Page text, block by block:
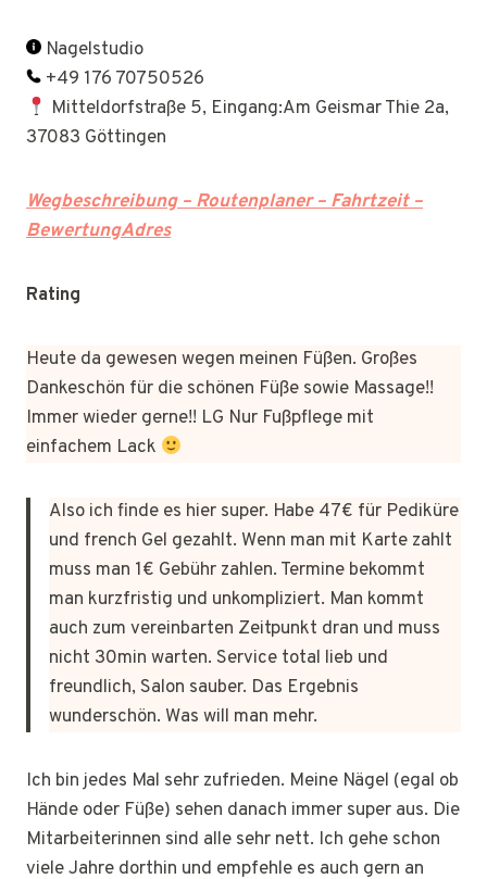
Nagelstudio
+49 176 70750526
Mitteldorfstraße 5, Eingang:Am Geismar Thie 2a,
37083 Göttingen
Wegbeschreibung – Routenplaner – Fahrtzeit –
BewertungAdres
Rating
Heute da gewesen wegen meinen Füßen. Großes
Dankeschön für die schönen Füße sowie Massage!!
Immer wieder gerne!! LG Nur Fußpflege mit
einfachem Lack
Also ich finde es hier super. Habe 47€ für Pediküre
und french Gel gezahlt. Wenn man mit Karte zahlt
muss man 1€ Gebühr zahlen. Termine bekommt
man kurzfristig und unkompliziert. Man kommt
auch zum vereinbarten Zeitpunkt dran und muss
nicht 30min warten. Service total lieb und
freundlich, Salon sauber. Das Ergebnis
wunderschön. Was will man mehr.
Ich bin jedes Mal sehr zufrieden. Meine Nägel (egal ob
Hände oder Füße) sehen danach immer super aus. Die
Mitarbeiterinnen sind alle sehr nett. Ich gehe schon
viele Jahre dorthin und empfehle es auch gern an